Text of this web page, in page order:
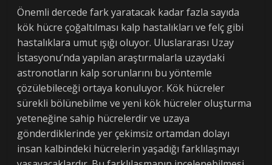
Önemli dercede fark yaratacak kadar fazla sayıda
kök hücre çoğaltılması kalp hastalıkları ve felç gibi
hastalıklara umut ışığı oluyor. Uluslararası Uzay
İstasyonu’nda yapılan araştırmalarla uzaydaki
astronotların kalp sorunlarını bu yöntemle
çözülebileceği ortaya konuluyor. Kök hücreler
sürekli bölünebilme ve yeni kök hücreler oluşturma
yeteneğine sahip hücrelerdir ve uzaya
gönderdiklerinde yer çekimsiz ortamdan dolayı
insan kalbindeki hücrelerin yaşadığı farklılaşmayı